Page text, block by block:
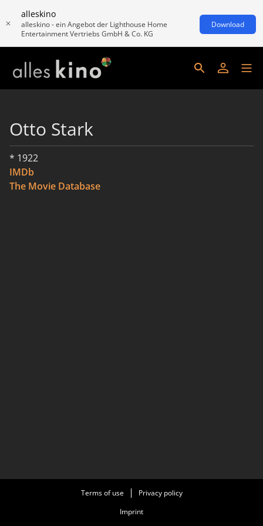
alleskino
alleskino - ein Angebot der Lighthouse Home
Entertainment Vertriebs GmbH & Co. KG
Download
Otto Stark
* 1922
IMDb
The Movie Database
Terms of use
Privacy policy
Imprint